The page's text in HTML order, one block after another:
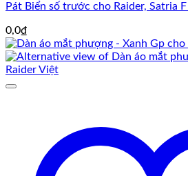
Pát Biển số trước cho Raider, Satria F
0,0₫